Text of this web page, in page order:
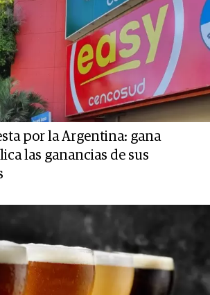
por la Argentina: gana
las ganancias de sus